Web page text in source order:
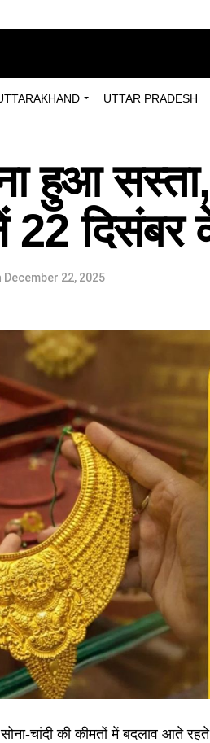
UTTAR PRADESH
हुआ
22
December 22, 2025
चांदी की कीमतों में बदलाव आते